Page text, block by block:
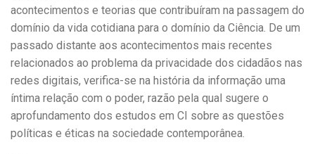
acontecimentos e teorias que contribuíram na passagem do
domínio da vida cotidiana para o domínio da Ciência. De um
passado distante aos acontecimentos mais recentes
relacionados ao problema da privacidade dos cidadãos nas
redes digitais, verifica-se na história da informação uma
íntima relação com o poder, razão pela qual sugere o
aprofundamento dos estudos em CI sobre as questões
políticas e éticas na sociedade contemporânea.